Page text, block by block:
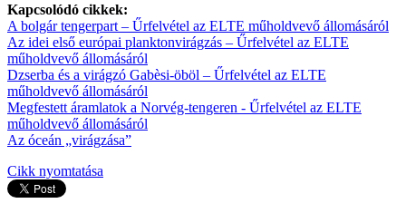
Kapcsolódó cikkek:
A bolgár tengerpart – Űrfelvétel az ELTE műholdvevő állomásáról
Az idei első európai planktonvirágzás – Űrfelvétel az ELTE
műholdvevő állomásáról
Dzserba és a virágzó Gabèsi-öböl – Űrfelvétel az ELTE
műholdvevő állomásáról
Megfestett áramlatok a Norvég-tengeren - Űrfelvétel az ELTE
műholdvevő állomásáról
Az óceán „virágzása”
Cikk nyomtatása